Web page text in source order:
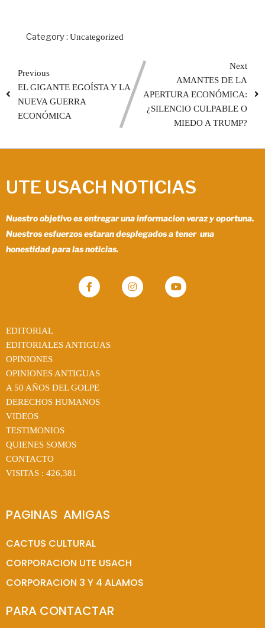
Category : Uncategorized
Previous
EL GIGANTE EGOÍSTA Y LA
NUEVA GUERRA
ECONÓMICA
Next
AMANTES DE LA
APERTURA ECONÓMICA:
¿SILENCIO CULPABLE O
MIEDO A TRUMP?
UTE USACH NOTICIAS
Nuestro objetivo es entregar una informacion veraz y oportuna.
Nuestros esfuerzos estaran desplegados a tener una
honestidad para las noticias.
EDITORIAL
EDITORIALES ANTIGUAS
OPINIONES
OPINIONES ANTIGUAS
A 50 AÑOS DEL GOLPE
DERECHOS HUMANOS
VIDEOS
TESTIMONIOS
QUIENES SOMOS
CONTACTO
VISITAS : 426,381
PAGINAS  AMIGAS
CACTUS CULTURAL
CORPORACION UTE USACH
CORPORACION 3 Y 4 ALAMOS
PARA CONTACTAR